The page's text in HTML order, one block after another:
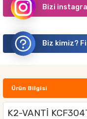
Bizi
Biz kimiz?
Ürün Bilgisi
K2-VANTİ